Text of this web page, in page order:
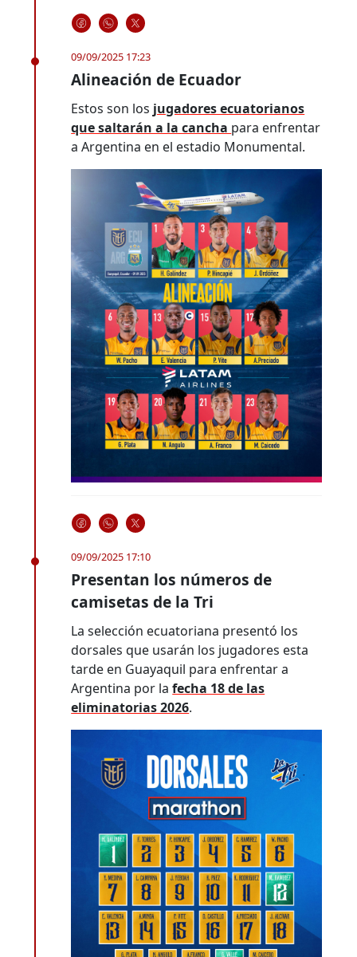
09/09/2025 17:23
Alineación de Ecuador
Estos son los jugadores ecuatorianos
que saltarán a la cancha para enfrentar
a Argentina en el estadio Monumental.
09/09/2025 17:10
Presentan los números de
camisetas de la Tri
La selección ecuatoriana presentó los
dorsales que usarán los jugadores esta
tarde en Guayaquil para enfrentar a
Argentina por lafecha 18 de las
eliminatorias 2026.